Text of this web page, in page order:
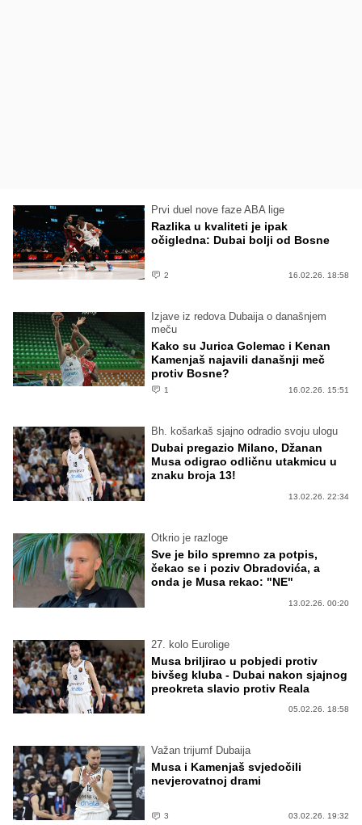
Prvi duel nove faze ABA lige
Razlika u kvaliteti je ipak
očigledna: Dubai bolji od Bosne
2 16.02.26. 18:58
Izjave iz redova Dubaija o današnjem
meču
Kako su Jurica Golemac i Kenan
Kamenjaš najavili današnji meč
protiv Bosne?
1 16.02.26. 15:51
Bh. košarkaš sjajno odradio svoju ulogu
Dubai pregazio Milano, Džanan
Musa odigrao odličnu utakmicu u
znaku broja 13!
13.02.26. 22:34
Otkrio je razloge
Sve je bilo spremno za potpis,
čekao se i poziv Obradovića, a
onda je Musa rekao: "NE"
13.02.26. 00:20
27. kolo Eurolige
Musa briljirao u pobjedi protiv
bivšeg kluba - Dubai nakon sjajnog
preokreta slavio protiv Reala
05.02.26. 18:58
Važan trijumf Dubaija
Musa i Kamenjaš svjedočili
nevjerovatnoj drami
3 03.02.26. 19:32